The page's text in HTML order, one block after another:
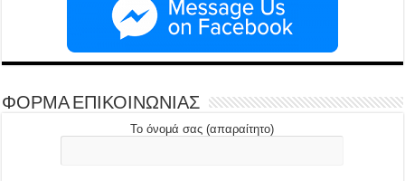
ΦΟΡΜΑ ΕΠΙΚΟΙΝΩΝΙΑΣ
Το όνομά σας (απαραίτητο)